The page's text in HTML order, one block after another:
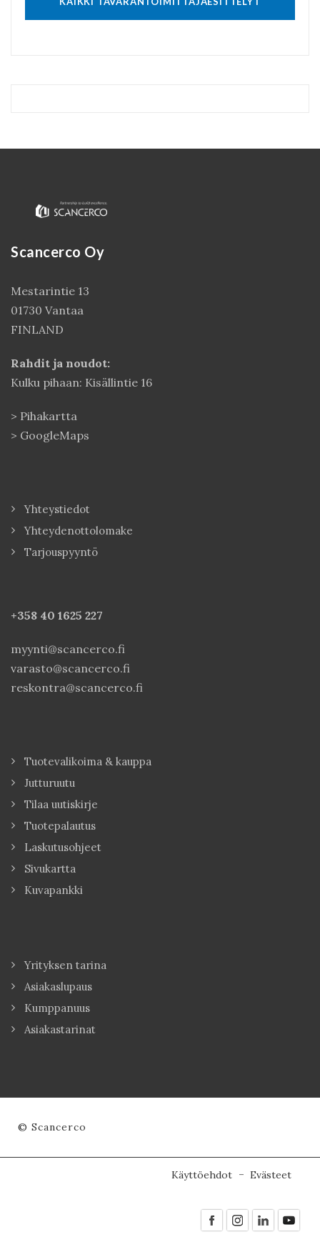
Scancerco Oy
Mestarintie 13
01730 Vantaa
FINLAND
Rahdit ja noudot:
Kulku pihaan: Kisällintie 16
> Pihakartta
> GoogleMaps
Yhteystiedot
Yhteydenottolomake
Tarjouspyyntö
+358 40 1625 227
myynti@scancerco.fi
varasto@scancerco.fi
reskontra@scancerco.fi
Tuotevalikoima & kauppa
Jutturuutu
Tilaa uutiskirje
Tuotepalautus
Laskutusohjeet
Sivukartta
Kuvapankki
Yrityksen tarina
Asiakaslupaus
Kumppanuus
Asiakastarinat
© Scancerco
Käyttöehdot Evästeet